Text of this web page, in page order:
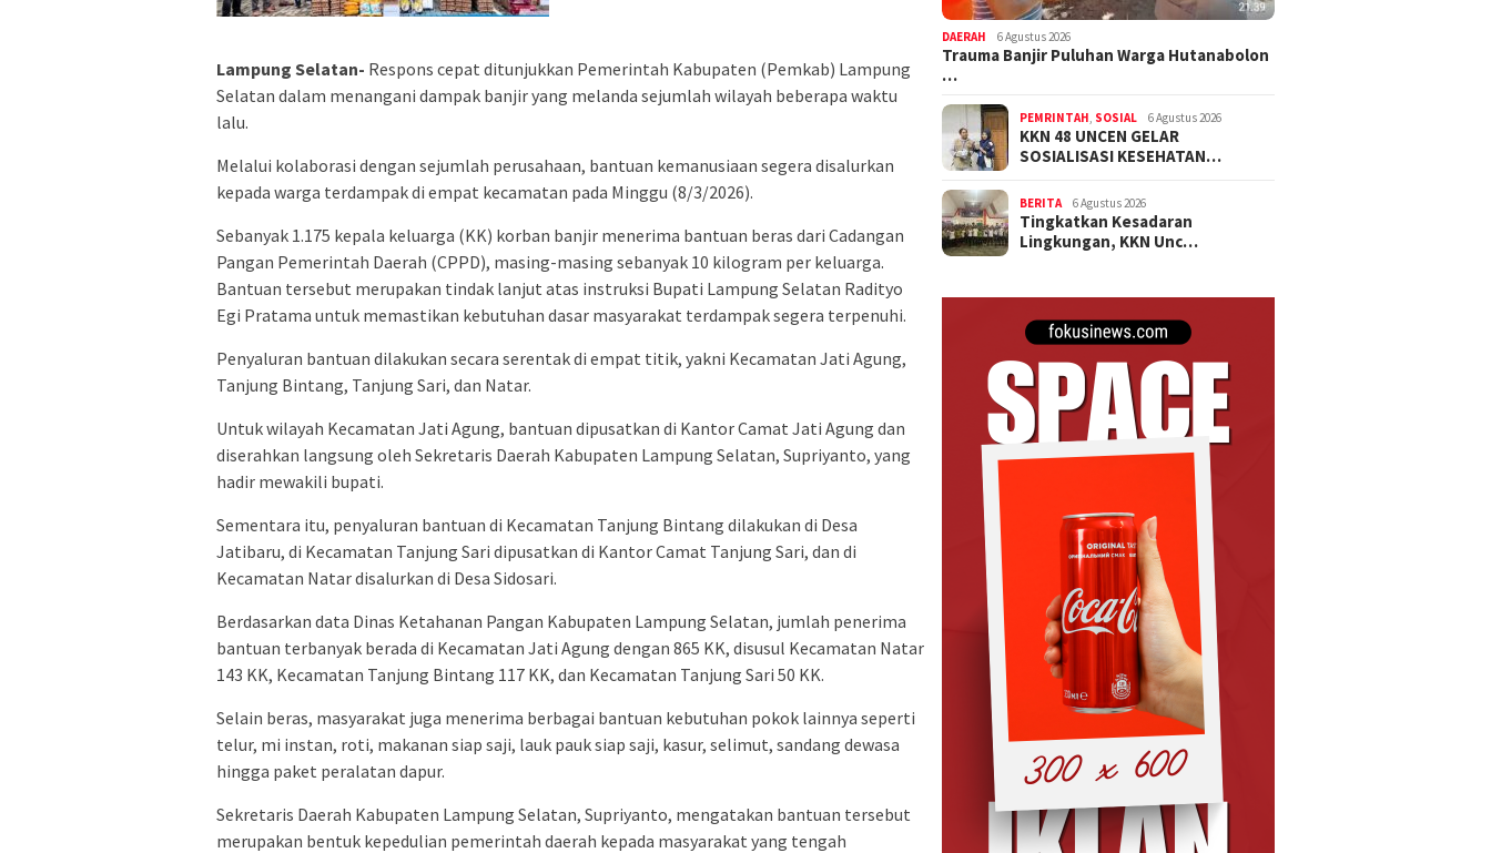
Lampung Selatan- Respons cepat ditunjukkan Pemerintah Kabupaten (Pemkab) Lampung
Selatan dalam menangani dampak banjir yang melanda sejumlah wilayah beberapa waktu
lalu.
Melalui kolaborasi dengan sejumlah perusahaan, bantuan kemanusiaan segera disalurkan
kepada warga terdampak di empat kecamatan pada Minggu (8/3/2026).
Sebanyak 1.175 kepala keluarga (KK) korban banjir menerima bantuan beras dari Cadangan
Pangan Pemerintah Daerah (CPPD), masing-masing sebanyak 10 kilogram per keluarga.
Bantuan tersebut merupakan tindak lanjut atas instruksi Bupati Lampung Selatan Radityo
Egi Pratama untuk memastikan kebutuhan dasar masyarakat terdampak segera terpenuhi.
Penyaluran bantuan dilakukan secara serentak di empat titik, yakni Kecamatan Jati Agung,
Tanjung Bintang, Tanjung Sari, dan Natar.
Untuk wilayah Kecamatan Jati Agung, bantuan dipusatkan di Kantor Camat Jati Agung dan
diserahkan langsung oleh Sekretaris Daerah Kabupaten Lampung Selatan, Supriyanto, yang
hadir mewakili bupati.
Sementara itu, penyaluran bantuan di Kecamatan Tanjung Bintang dilakukan di Desa
Jatibaru, di Kecamatan Tanjung Sari dipusatkan di Kantor Camat Tanjung Sari, dan di
Kecamatan Natar disalurkan di Desa Sidosari.
Berdasarkan data Dinas Ketahanan Pangan Kabupaten Lampung Selatan, jumlah penerima
bantuan terbanyak berada di Kecamatan Jati Agung dengan 865 KK, disusul Kecamatan Natar
143 KK, Kecamatan Tanjung Bintang 117 KK, dan Kecamatan Tanjung Sari 50 KK.
Selain beras, masyarakat juga menerima berbagai bantuan kebutuhan pokok lainnya seperti
telur, mi instan, roti, makanan siap saji, lauk pauk siap saji, kasur, selimut, sandang dewasa
hingga paket peralatan dapur.
Sekretaris Daerah Kabupaten Lampung Selatan, Supriyanto, mengatakan bantuan tersebut
merupakan bentuk kepedulian pemerintah daerah kepada masyarakat yang tengah
DAERAH 6 Agustus 2026
Trauma Banjir Puluhan Warga Hutanabolon
…
PEMRINTAH, SOSIAL 6 Agustus 2026
KKN 48 UNCEN GELAR
SOSIALISASI KESEHATAN…
BERITA 6 Agustus 2026
Tingkatkan Kesadaran
Lingkungan, KKN Unc…